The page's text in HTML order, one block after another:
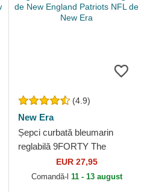
(4.9)
New Era
Șepci curbată bleumarin
reglabilă 9FORTY The
League de New England
Patriots NFL de New Era
EUR 27,95
Comandă-l 11 - 13 august